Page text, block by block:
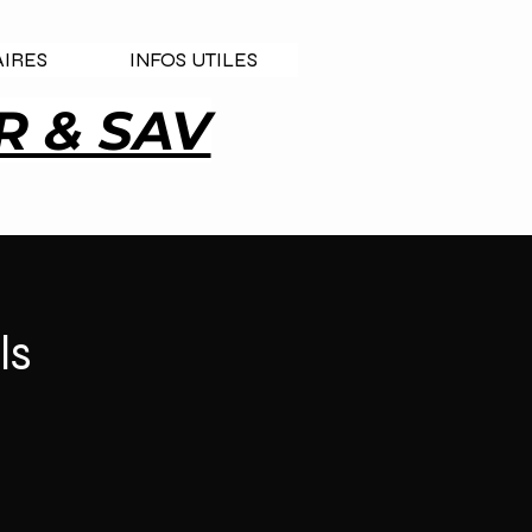
INFOS UTILES
& SAV